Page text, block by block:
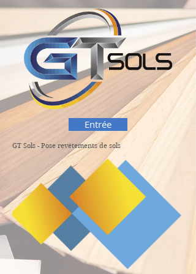
Entrée
GT Sols - Pose revêtements de sols